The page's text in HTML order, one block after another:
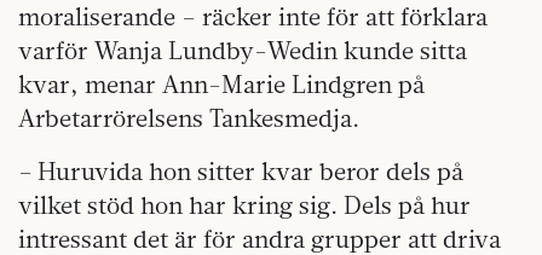
moraliserande – räcker inte för att förklara
varför Wanja Lundby-Wedin kunde sitta
kvar, menar Ann-Marie Lindgren på
Arbetarrörelsens Tankesmedja.
– Huruvida hon sitter kvar beror dels på
vilket stöd hon har kring sig. Dels på hur
intressant det är för andra grupper att driva